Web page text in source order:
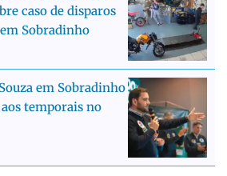
caso de disparos
Sobradinho
em Sobradinho
temporais no